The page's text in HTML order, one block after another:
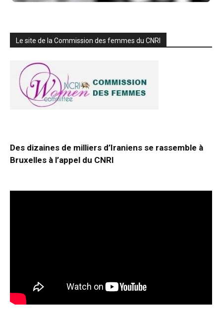
Le site de la Commission des femmes du CNRI
Des dizaines de milliers d’Iraniens se rassemble à
Bruxelles à l’appel du CNRI